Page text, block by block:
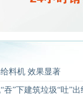
料机 效果显著
”下建筑垃圾“吐”